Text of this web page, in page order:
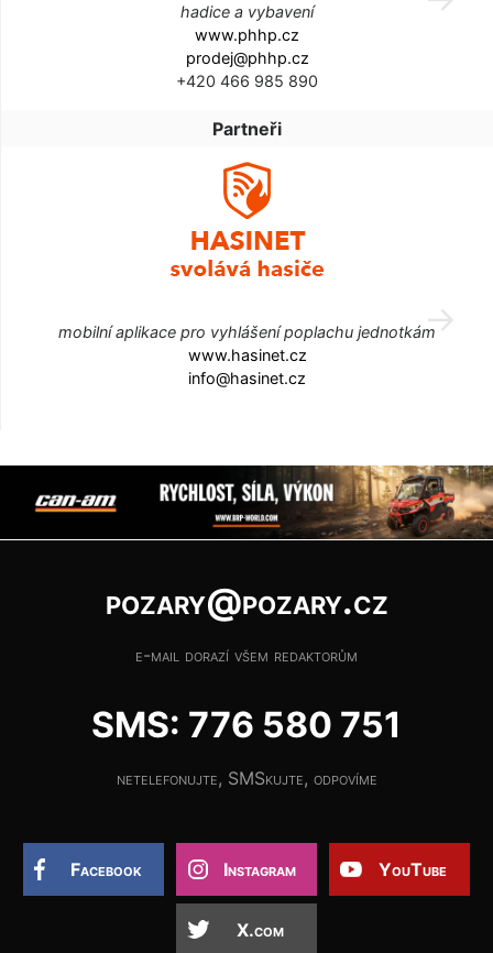
hadice a vybavení
www.phhp.cz
prodej@phhp.cz
+420 466 985 890
Partneři
mobilní aplikace pro vyhlášení poplachu jednotkám
www.hasinet.cz
info@hasinet.cz
pozary@pozary.cz
e-mail dorazí všem redaktorům
SMS: 776 580 751
netelefonujte, SMSkujte, odpovíme
Facebook Instagram YouTube
X.com